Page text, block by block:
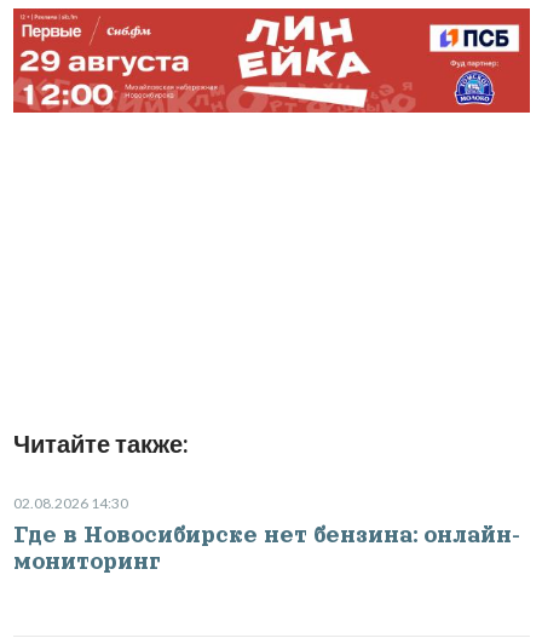
Читайте также:
02.08.2026 14:30
Где в Новосибирске нет бензина: онлайн-
мониторинг